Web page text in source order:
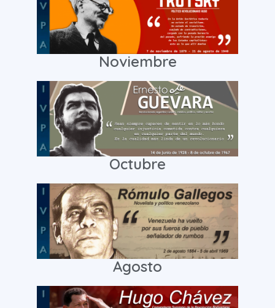
Noviembre
Octubre
Agosto